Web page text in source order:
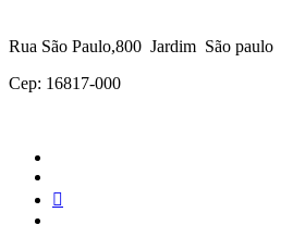
Rua São Paulo,800 Jardim São paulo
Cep: 16817-000